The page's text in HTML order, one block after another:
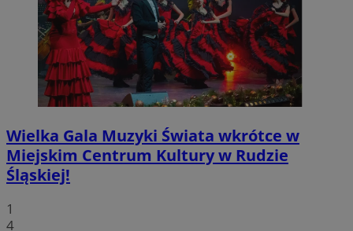
Wielka Gala Muzyki Świata wkrótce w
Miejskim Centrum Kultury w Rudzie
Śląskiej!
1
4